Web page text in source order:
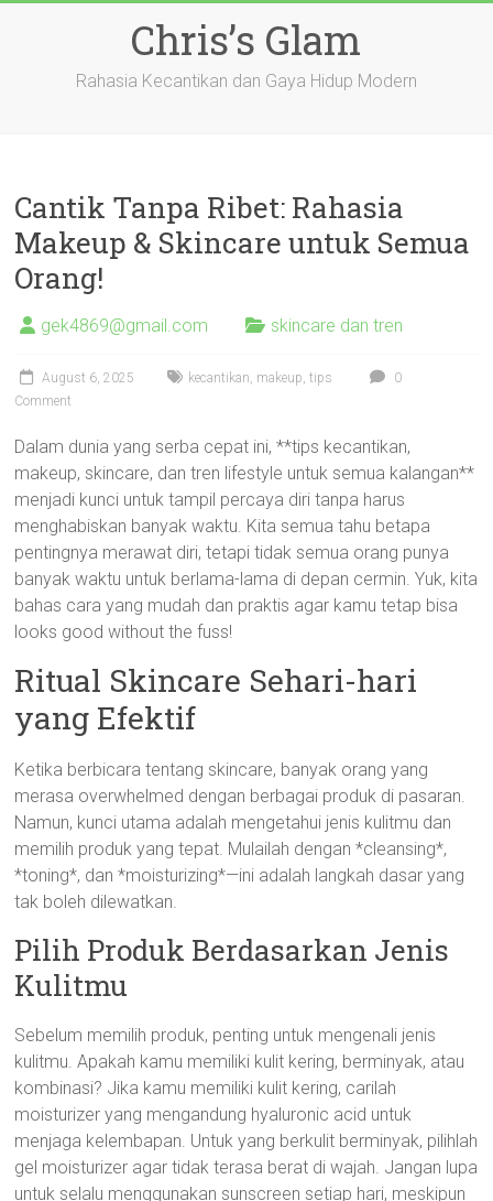
Chris’s Glam
Rahasia Kecantikan dan Gaya Hidup Modern
Cantik Tanpa Ribet: Rahasia
Makeup & Skincare untuk Semua
Orang!
gek4869@gmail.com skincare dan tren
August 6, 2025 kecantikan, makeup,tips
0
Comment
Dalam dunia yang serba cepat ini, **tips kecantikan,
makeup, skincare, dan tren lifestyle untuk semua kalangan**
menjadi kunci untuk tampil percaya diri tanpa harus
menghabiskan banyak waktu. Kita semua tahu betapa
pentingnya merawat diri, tetapi tidak semua orang punya
banyak waktu untuk berlama-lama di depan cermin. Yuk, kita
bahas cara yang mudah dan praktis agar kamu tetap bisa
looks good without the fuss!
Ritual Skincare Sehari-hari
yang Efektif
Ketika berbicara tentang skincare, banyak orang yang
merasa overwhelmed dengan berbagai produk di pasaran.
Namun, kunci utama adalah mengetahui jenis kulitmu dan
memilih produk yang tepat. Mulailah dengan *cleansing*,
*toning*, dan *moisturizing*—ini adalah langkah dasar yang
tak boleh dilewatkan.
Pilih Produk Berdasarkan Jenis
Kulitmu
Sebelum memilih produk, penting untuk mengenali jenis
kulitmu. Apakah kamu memiliki kulit kering, berminyak, atau
kombinasi? Jika kamu memiliki kulit kering, carilah
moisturizer yang mengandung hyaluronic acid untuk
menjaga kelembapan. Untuk yang berkulit berminyak, pilihlah
gel moisturizer agar tidak terasa berat di wajah. Jangan lupa
untuk selalu menggunakan sunscreen setiap hari, meskipun